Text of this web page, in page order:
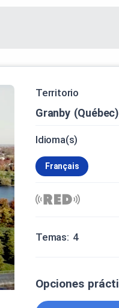
Territorio
Granby
Idioma(s)
Français
Temas: 4
Opciones